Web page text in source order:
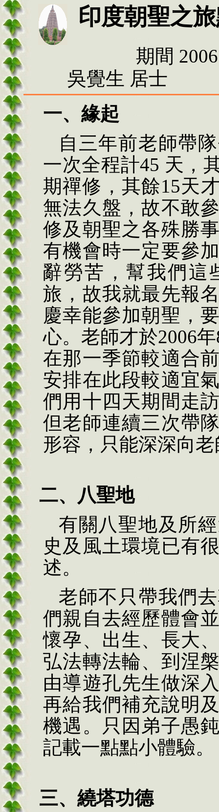
印度朝聖之
期間
吳覺生 居士
一、 緣起
自三年前老師帶
一次全程計45 天，
期禪修，其餘15天
無法久盤，故不敢
修及朝聖之各殊勝
有機會時一定要參
辭勞苦，幫我們這
旅，故我就最先報
慶幸能參加朝聖，
心。老師才於2006
在那一季節較適合
安排在此段較適宜
們用十四天期間走
但老師連續三次帶
形容，只能深深向
二、 八聖地
有關八聖地及所
史及風土環境已有
述。
老師不只帶我們
們親自去經歷體會
懷孕、出生、長大
弘法轉法輪、到涅
由導遊孔先生做深
再給我們補充說明
機遇。只因弟子愚
記載一點點小體驗。
三、 繞塔功德